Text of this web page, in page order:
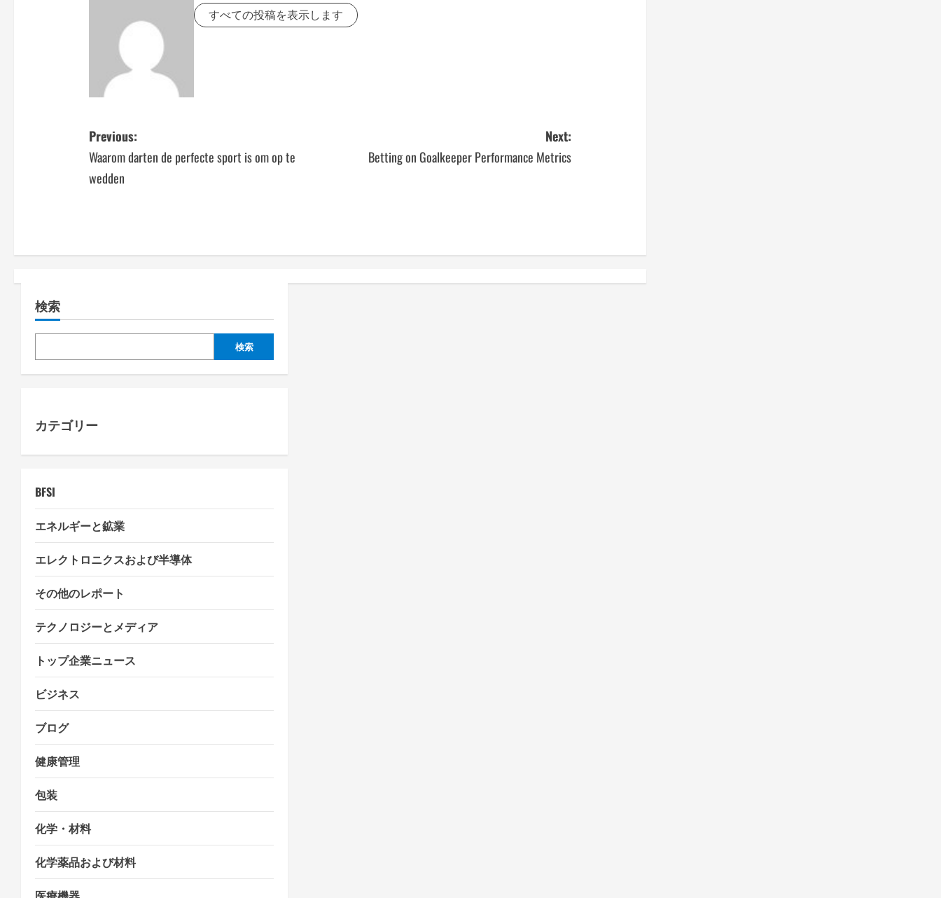
すべての投稿を表示します
P
o
n
v
i
g
t
i
n
Previous:
Waarom darten de perfecte sport is om op te
wedden
Next:
Betting on Goalkeeper Performance Metrics
検索
検索
カテゴリー
BFSI
エネルギーと鉱業
エレクトロニクスおよび半導体
その他のレポート
テクノロジーとメディア
トップ企業ニュース
ビジネス
ブログ
健康管理
包装
化学・材料
化学薬品および材料